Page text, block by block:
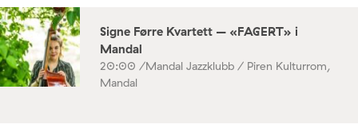
Signe Førre Kvartett – «FAGERT» i
Mandal
20:00 /Mandal Jazzklubb / Piren Kulturrom,
Mandal